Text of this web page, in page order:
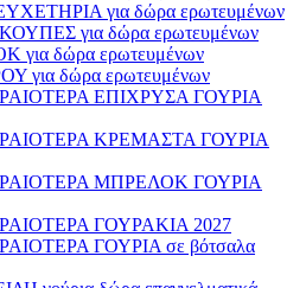
για δώρα ερωτευμένων
για δώρα ερωτευμένων
για δώρα ερωτευμένων
για δώρα ερωτευμένων
ΕΠΙΧΡΥΣΑ ΓΟΥΡΙΑ
ΚΡΕΜΑΣΤΑ ΓΟΥΡΙΑ
ΜΠΡΕΛΟΚ ΓΟΥΡΙΑ
ΓΟΥΡΑΚΙΑ 2027
ΓΟΥΡΙΑ σε βότσαλα